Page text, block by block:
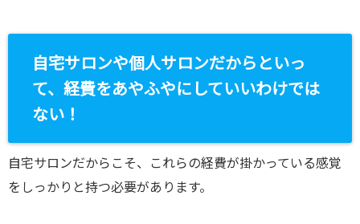
自宅サロンや個人サロンだからといっ
て、経費をあやふやにしていいわけでは
ない！
自宅サロンだからこそ、これらの経費が掛かっている感覚
をしっかりと持つ必要があります。